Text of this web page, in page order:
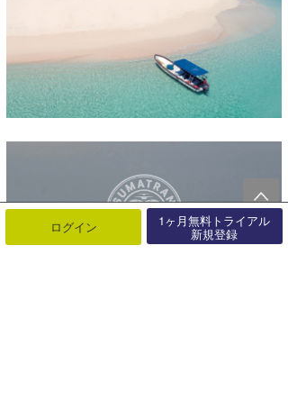
ログイン 1ヶ月無料トライアル
新規登録